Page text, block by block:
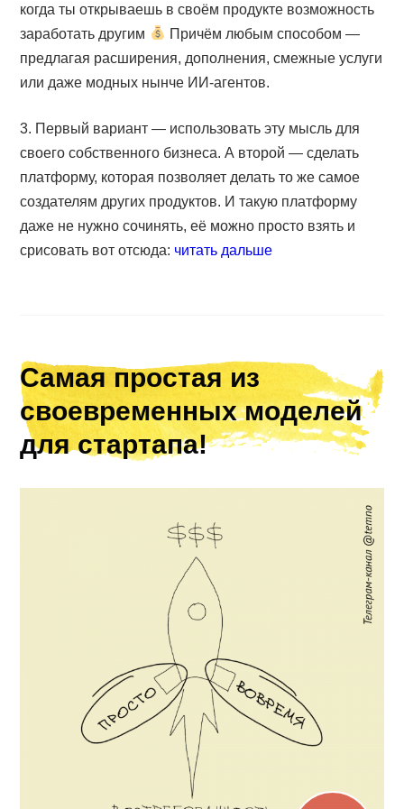
когда ты открываешь в своём продукте возможность
заработать другим
Причём любым способом —
предлагая расширения, дополнения, смежные услуги
или даже модных нынче ИИ-агентов.
3. Первый вариант — использовать эту мысль для
своего собственного бизнеса. А второй — сделать
платформу, которая позволяет делать то же самое
создателям других продуктов. И такую платформу
даже не нужно сочинять, её можно просто взять и
срисовать вот отсюда: читать дальше
Самая простая из
своевременных моделей
для стартапа!